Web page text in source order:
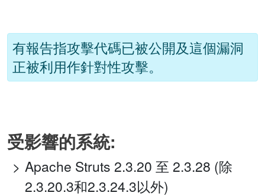
有報告指攻擊代碼已被公開及這個漏洞
正被利用作針對性攻擊。
受影響的系統:
Apache Struts 2.3.20 至 2.3.28 (除
2.3.20.3和2.3.24.3以外)